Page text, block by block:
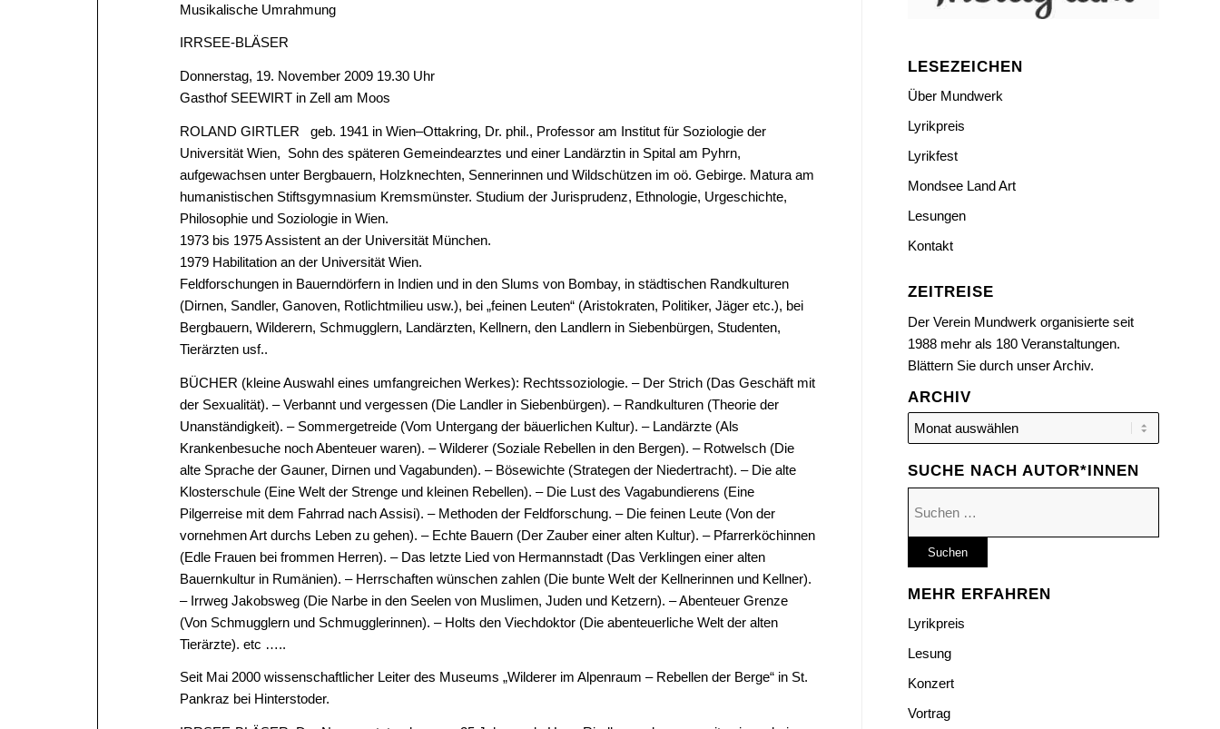
Musikalische Umrahmung
IRRSEE-BLÄSER
Donnerstag, 19. November 2009 19.30 Uhr
Gasthof SEEWIRT in Zell am Moos
ROLAND GIRTLER geb. 1941 in Wien–Ottakring, Dr. phil., Professor am Institut für Soziologie der
Universität Wien, Sohn des späteren Gemeindearztes und einer Landärztin in Spital am Pyhrn,
aufgewachsen unter Bergbauern, Holzknechten, Sennerinnen und Wildschützen im oö. Gebirge. Matura am
humanistischen Stiftsgymnasium Kremsmünster. Studium der Jurisprudenz, Ethnologie, Urgeschichte,
Philosophie und Soziologie in Wien.
1973 bis 1975 Assistent an der Universität München.
1979 Habilitation an der Universität Wien.
Feldforschungen in Bauerndörfern in Indien und in den Slums von Bombay, in städtischen Randkulturen
(Dirnen, Sandler, Ganoven, Rotlichtmilieu usw.), bei „feinen Leuten“ (Aristokraten, Politiker, Jäger etc.), bei
Bergbauern, Wilderern, Schmugglern, Landärzten, Kellnern, den Landlern in Siebenbürgen, Studenten,
Tierärzten usf..
BÜCHER (kleine Auswahl eines umfangreichen Werkes): Rechtssoziologie. – Der Strich (Das Geschäft mit
der Sexualität). – Verbannt und vergessen (Die Landler in Siebenbürgen). – Randkulturen (Theorie der
Unanständigkeit). – Sommergetreide (Vom Untergang der bäuerlichen Kultur). – Landärzte (Als
Krankenbesuche noch Abenteuer waren). – Wilderer (Soziale Rebellen in den Bergen). – Rotwelsch (Die
alte Sprache der Gauner, Dirnen und Vagabunden). – Bösewichte (Strategen der Niedertracht). – Die alte
Klosterschule (Eine Welt der Strenge und kleinen Rebellen). – Die Lust des Vagabundierens (Eine
Pilgerreise mit dem Fahrrad nach Assisi). – Methoden der Feldforschung. – Die feinen Leute (Von der
vornehmen Art durchs Leben zu gehen). – Echte Bauern (Der Zauber einer alten Kultur). – Pfarrerköchinnen
(Edle Frauen bei frommen Herren). – Das letzte Lied von Hermannstadt (Das Verklingen einer alten
Bauernkultur in Rumänien). – Herrschaften wünschen zahlen (Die bunte Welt der Kellnerinnen und Kellner).
– Irrweg Jakobsweg (Die Narbe in den Seelen von Muslimen, Juden und Ketzern). – Abenteuer Grenze
(Von Schmugglern und Schmugglerinnen). – Holts den Viechdoktor (Die abenteuerliche Welt der alten
Tierärzte). etc …..
Seit Mai 2000 wissenschaftlicher Leiter des Museums „Wilderer im Alpenraum – Rebellen der Berge“ in St.
Pankraz bei Hinterstoder.
LESEZEICHEN
Über Mundwerk
Lyrikpreis
Lyrikfest
Mondsee Land Art
Lesungen
Kontakt
ZEITREISE
Der Verein Mundwerk organisierte seit
1988 mehr als 180 Veranstaltungen.
Blättern Sie durch unser Archiv.
ARCHIV
SUCHE NACH AUTOR*INNEN
MEHR ERFAHREN
Lyrikpreis
Lesung
Konzert
Vortrag